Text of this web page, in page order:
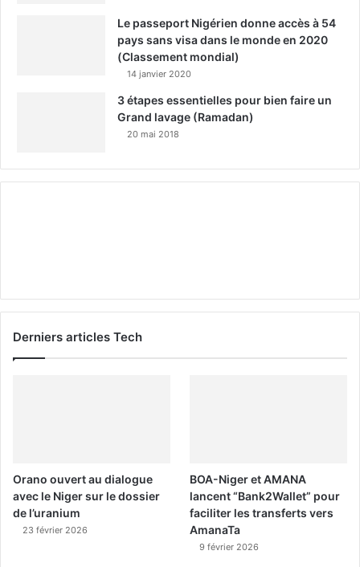
Le passeport Nigérien donne accès à 54
pays sans visa dans le monde en 2020
(Classement mondial)
14 janvier 2020
3 étapes essentielles pour bien faire un
Grand lavage (Ramadan)
20 mai 2018
Derniers articles Tech
Orano ouvert au dialogue
avec le Niger sur le dossier
de l’uranium
23 février 2026
BOA-Niger et AMANA
lancent “Bank2Wallet” pour
faciliter les transferts vers
AmanaTa
9 février 2026